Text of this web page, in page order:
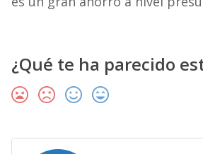
¿Qué te ha parecido